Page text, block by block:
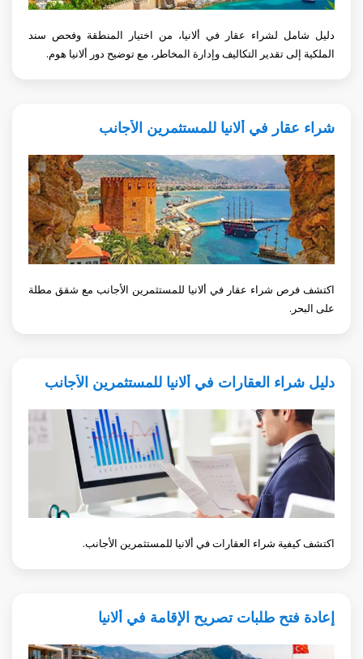
دليل شامل لشراء عقار في ألانيا، من اختيار المنطقة وفحص سند
الملكية إلى تقدير التكاليف وإدارة المخاطر، مع توضيح دور ألانيا هوم.
شراء عقار في ألانيا للمستثمرين الأجانب
اكتشف فرص شراء عقار في ألانيا للمستثمرين الأجانب مع شقق مطلة
على البحر.
دليل شراء العقارات في ألانيا للمستثمرين الأجانب
اكتشف كيفية شراء العقارات في ألانيا للمستثمرين الأجانب.
إعادة فتح طلبات تصريح الإقامة في ألانيا